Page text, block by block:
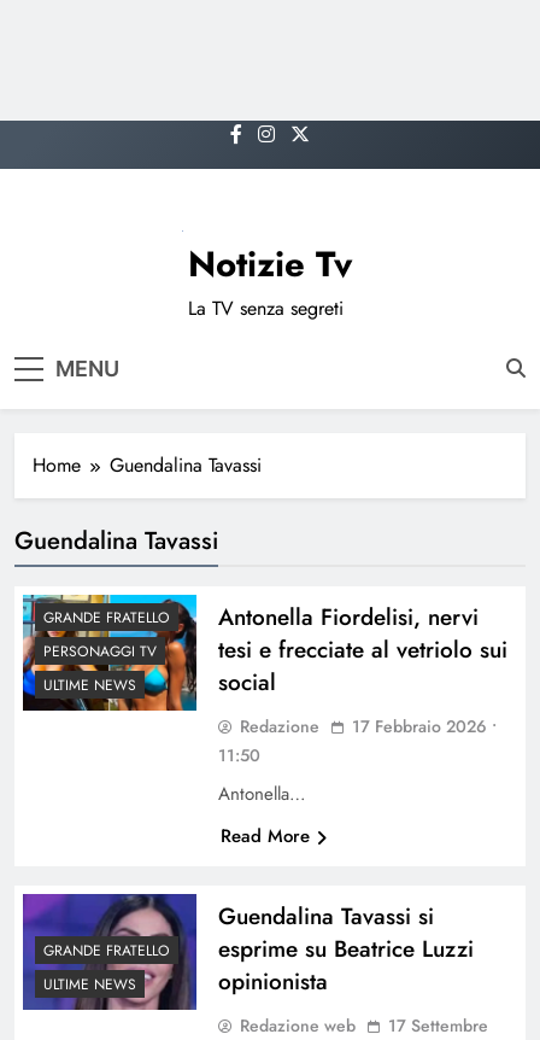
to
Notizie Tv
La TV senza segreti
MENU
Home Guendalina Tavassi
Guendalina Tavassi
GRANDE FRATELLO
PERSONAGGI TV
ULTIME NEWS
Antonella Fiordelisi, nervi
tesi e frecciate al vetriolo sui
social
Redazione
17 Febbraio 2026 •
11:50
Antonella…
Read More
GRANDE FRATELLO
ULTIME NEWS
Guendalina Tavassi si
esprime su Beatrice Luzzi
opinionista
Redazione web
17 Settembre